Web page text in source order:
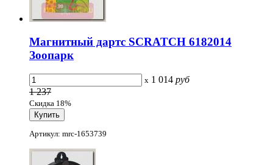
Магнитный дартс SCRATCH 6182014
Зоопарк
x 1 014 руб
1 237
Скидка 18%
Артикул: mrc-1653739